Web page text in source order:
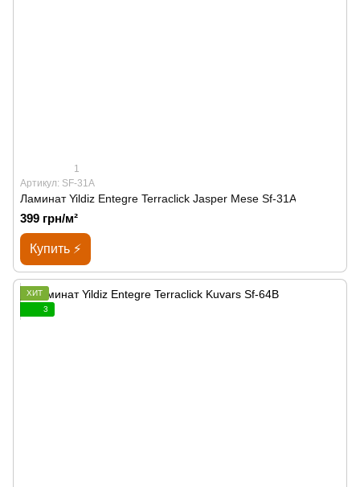
1
Артикул: SF-31A
Ламинат Yildiz Entegre Terraclick Jasper Mese Sf-31A
399 грн/м²
Купить ⚡
ХИТ
3